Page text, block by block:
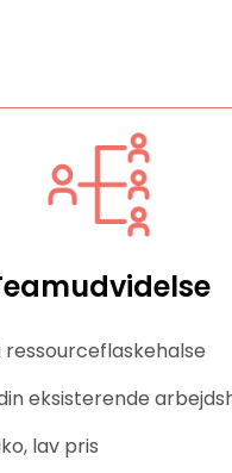
ressourceflaskehalse
eksisterende
lav pris